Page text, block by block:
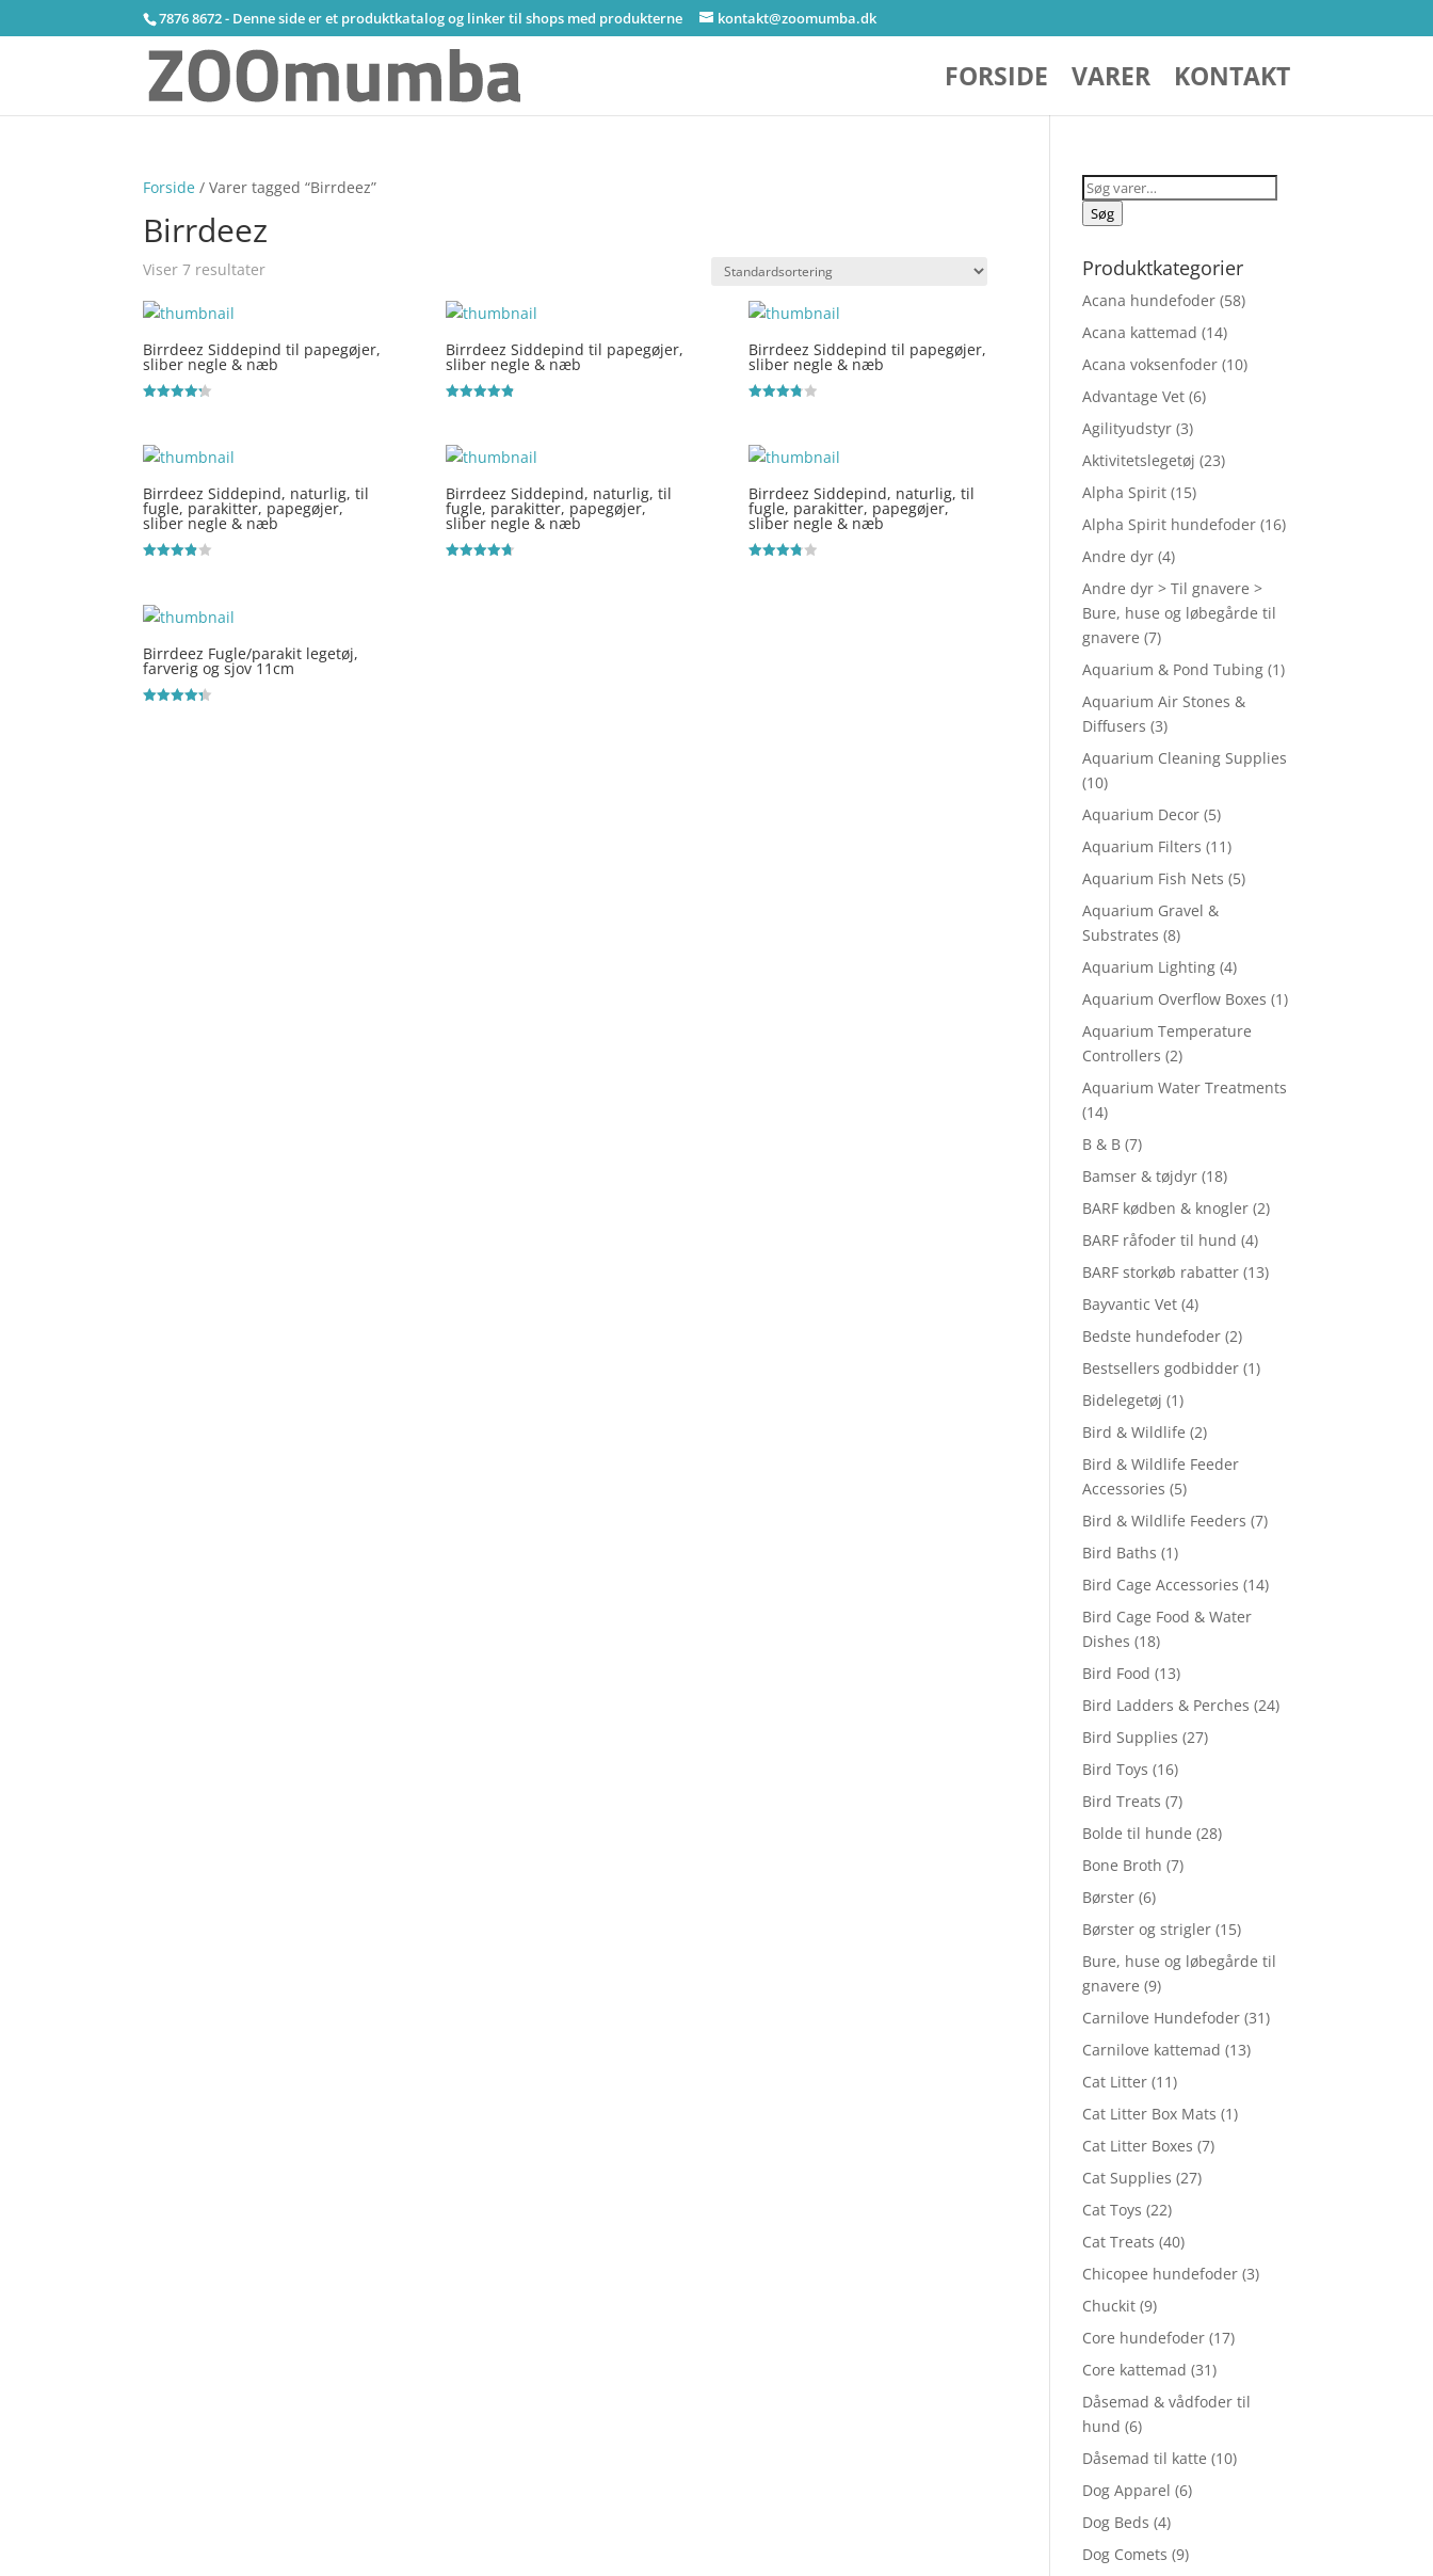
7876 8672 - Denne side er et produktkatalog og linker til shops med produkterne kontakt@zoomumba.dk
FORSIDE VARER KONTAKT
Forside / Varer tagged “Birrdeez”
Birrdeez
Viser 7 resultater
Birrdeez Siddepind til papegøjer,
sliber negle & næb
Birrdeez Siddepind til papegøjer,
sliber negle & næb
Birrdeez Siddepind til papegøjer,
sliber negle & næb
Birrdeez Siddepind, naturlig, til
fugle, parakitter, papegøjer,
sliber negle & næb
Birrdeez Siddepind, naturlig, til
fugle, parakitter, papegøjer,
sliber negle & næb
Birrdeez Siddepind, naturlig, til
fugle, parakitter, papegøjer,
sliber negle & næb
Birrdeez Fugle/parakit legetøj,
farverig og sjov 11cm
Søg
efter:
Søg
Produktkategorier
Acana hundefoder (58)
Acana kattemad (14)
Acana voksenfoder (10)
Advantage Vet (6)
Agilityudstyr (3)
Aktivitetslegetøj (23)
Alpha Spirit (15)
Alpha Spirit hundefoder (16)
Andre dyr (4)
Andre dyr > Til gnavere >
Bure, huse og løbegårde til
gnavere (7)
Aquarium & Pond Tubing (1)
Aquarium Air Stones &
Diffusers (3)
Aquarium Cleaning Supplies
(10)
Aquarium Decor (5)
Aquarium Filters (11)
Aquarium Fish Nets (5)
Aquarium Gravel &
Substrates (8)
Aquarium Lighting (4)
Aquarium Overflow Boxes (1)
Aquarium Temperature
Controllers (2)
Aquarium Water Treatments
(14)
B & B (7)
Bamser & tøjdyr (18)
BARF kødben & knogler (2)
BARF råfoder til hund (4)
BARF storkøb rabatter (13)
Bayvantic Vet (4)
Bedste hundefoder (2)
Bestsellers godbidder (1)
Bidelegetøj (1)
Bird & Wildlife (2)
Bird & Wildlife Feeder
Accessories (5)
Bird & Wildlife Feeders (7)
Bird Baths (1)
Bird Cage Accessories (14)
Bird Cage Food & Water
Dishes (18)
Bird Food (13)
Bird Ladders & Perches (24)
Bird Supplies (27)
Bird Toys (16)
Bird Treats (7)
Bolde til hunde (28)
Bone Broth (7)
Børster (6)
Børster og strigler (15)
Bure, huse og løbegårde til
gnavere (9)
Carnilove Hundefoder (31)
Carnilove kattemad (13)
Cat Litter (11)
Cat Litter Box Mats (1)
Cat Litter Boxes (7)
Cat Supplies (27)
Cat Toys (22)
Cat Treats (40)
Chicopee hundefoder (3)
Chuckit (9)
Core hundefoder (17)
Core kattemad (31)
Dåsemad & vådfoder til
hund (6)
Dåsemad til katte (10)
Dog Apparel (6)
Dog Beds (4)
Dog Comets (9)